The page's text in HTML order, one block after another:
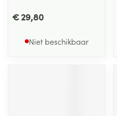
€ 29,80
Niet beschikbaar